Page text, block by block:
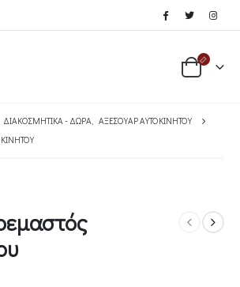
ΔΙΑΚΟΣΜΗΤΙΚΆ - ΔΏΡΑ, ΑΞΕΣΟΥΆΡ ΑΥΤΟΚΙΝΉΤΟΥ